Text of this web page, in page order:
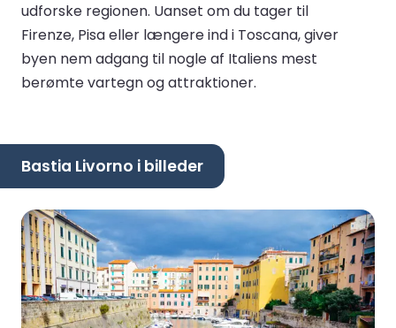
udforske regionen. Uanset om du tager til
Firenze, Pisa eller længere ind i Toscana, giver
byen nem adgang til nogle af Italiens mest
berømte vartegn og attraktioner.
Bastia Livorno i billeder